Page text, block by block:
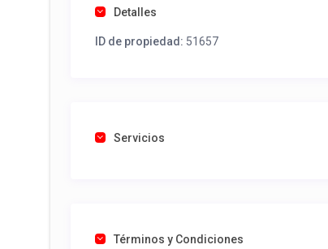
Detalles
ID de propiedad: 51657
Servicios
Términos y Condiciones